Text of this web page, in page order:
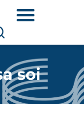
soi